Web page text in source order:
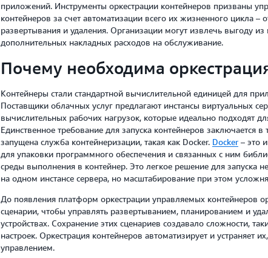
приложений. Инструменты оркестрации контейнеров призваны
контейнеров за счет автоматизации всего их жизненного цикла
развертывания и удаления. Организации могут извлечь выгоду
дополнительных накладных расходов на обслуживание.
Почему необходима
Контейнеры стали стандартной вычислительной единицей для
Поставщики облачных услуг предлагают инстансы виртуальных
вычислительных рабочих нагрузок, которые идеально подходят
Единственное требование для запуска контейнеров заключается
запущена служба контейнеризации, такая как Docker. Docker– это
для упаковки программного обеспечения и связанных с ним
среды выполнения в контейнер. Это легкое решение для запуска
на одном инстансе сервера, но масштабирование при этом
До появления платформ оркестрации управляемых контейнеров
сценарии, чтобы управлять развертыванием, планированием и
устройствах. Сохранение этих сценариев создавало сложности,
настроек. Оркестрация контейнеров автоматизирует и устраняет
управлением.